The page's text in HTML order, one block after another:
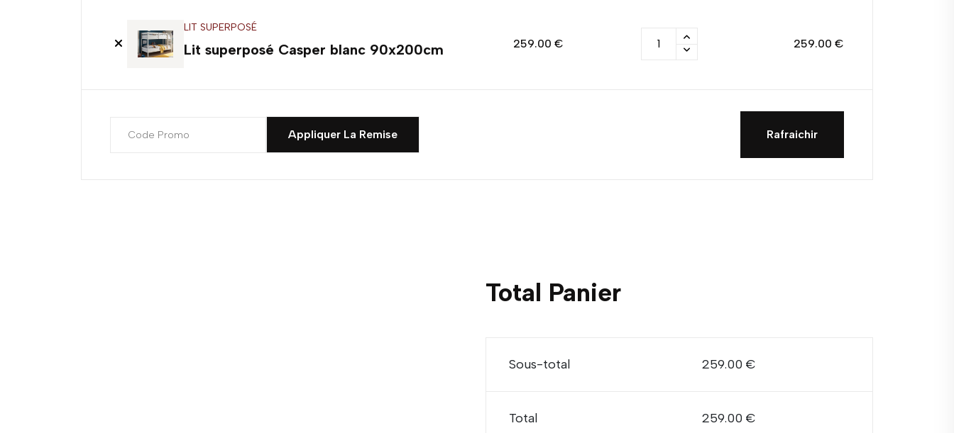
LIT SUPERPOSÉ
Lit superposé Casper blanc 90x200cm 259.00 € 259.00 €
Appliquer La Remise Rafraichir
Total Panier
Sous-total 259.00 €
Total 259.00 €